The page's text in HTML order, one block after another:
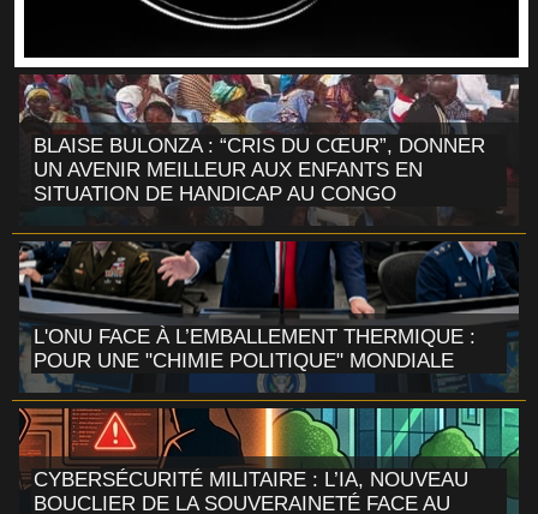
BLAISE BULONZA : “CRIS DU CŒUR”, DONNER
UN AVENIR MEILLEUR AUX ENFANTS EN
SITUATION DE HANDICAP AU CONGO
L'ONU FACE À L’EMBALLEMENT THERMIQUE :
POUR UNE "CHIMIE POLITIQUE" MONDIALE
CYBERSÉCURITÉ MILITAIRE : L’IA, NOUVEAU
BOUCLIER DE LA SOUVERAINETÉ FACE AU